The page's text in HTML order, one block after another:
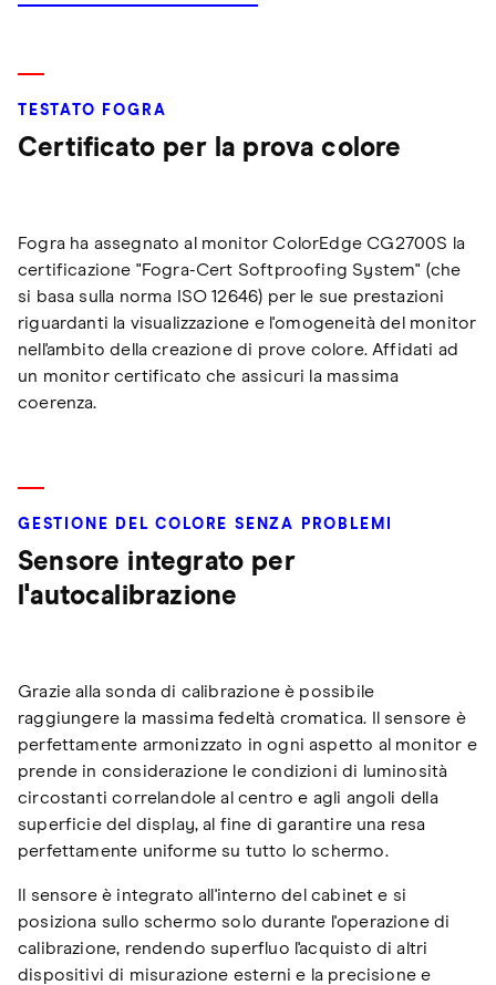
TESTATO FOGRA
Certificato per la prova colore
Fogra ha assegnato al monitor ColorEdge CG2700S la
certificazione "Fogra-Cert Softproofing System" (che
si basa sulla norma ISO 12646) per le sue prestazioni
riguardanti la visualizzazione e l'omogeneità del monitor
nell'ambito della creazione di prove colore. Affidati ad
un monitor certificato che assicuri la massima
coerenza.
GESTIONE DEL COLORE SENZA PROBLEMI
Sensore integrato per
l'autocalibrazione
Grazie alla sonda di calibrazione è possibile
raggiungere la massima fedeltà cromatica. Il sensore è
perfettamente armonizzato in ogni aspetto al monitor e
prende in considerazione le condizioni di luminosità
circostanti correlandole al centro e agli angoli della
superficie del display, al fine di garantire una resa
perfettamente uniforme su tutto lo schermo.
Il sensore è integrato all'interno del cabinet e si
posiziona sullo schermo solo durante l'operazione di
calibrazione, rendendo superfluo l'acquisto di altri
dispositivi di misurazione esterni e la precisione e